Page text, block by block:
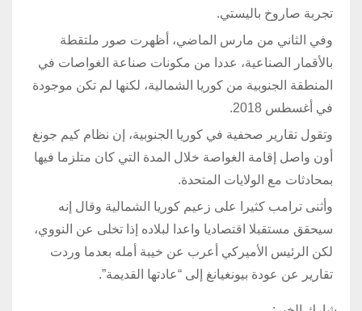
تجربة صاروخ باليستي.
وفي الثاني من مارس الماضي، أظهرت صور ملتقطة
بالأقمار الصناعية، عددا من مكونات صناعة الغواصات في
المنطقة الجنوبية من كوريا الشمالية، لكنها لم تكن موجودة
في أغسطس 2018.
وتقول تقارير صحفية في كوريا الجنوبية، إن نظام كيم جونغ
أون واصل إقامة الغواصة خلال المدة التي كان متلزما فيها
بمحادثات مع الولايات المتحدة.
وأثنى ترامب كثيرا على زعيم كوريا الشمالية وقال إنه
سيحقق مستقبلا اقتصاديا واعدا لبلاده إذا تخلى عن النووي،
لكن الرئيس الأميركي أعرب عن خيبة أمله بعدما وردت
تقارير عن عودة بيونغيانغ إلى “عادتها القديمة”.